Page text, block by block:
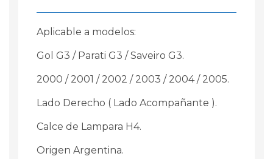
Aplicable a modelos:
Gol G3 / Parati G3 / Saveiro G3.
2000 / 2001 / 2002 / 2003 / 2004 / 2005.
Lado Derecho ( Lado Acompañante ).
Calce de Lampara H4.
Origen Argentina.